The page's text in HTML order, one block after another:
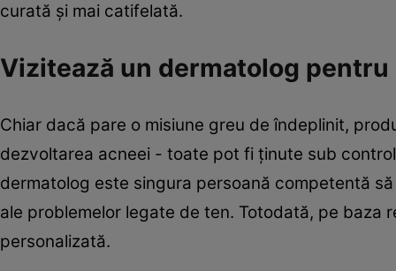
curată și mai catifelată.
Vizitează un dermatolog
Chiar dacă pare o misiune greu de îndeplinit,
dezvoltarea acneei - toate pot fi ținute sub
dermatolog este singura persoană competentă
ale problemelor legate de ten. Totodată, pe
personalizată.